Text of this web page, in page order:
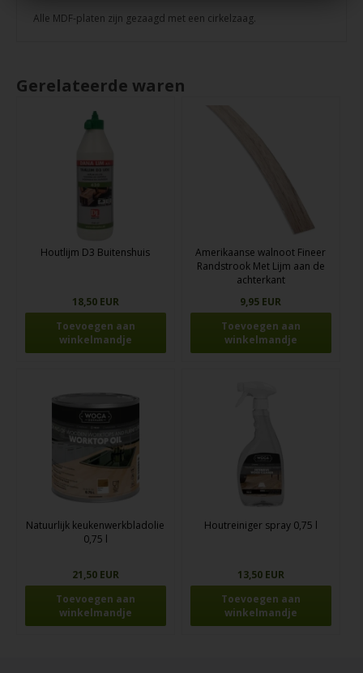
Alle MDF-platen zijn gezaagd met een cirkelzaag.
Gerelateerde waren
Houtlijm D3 Buitenshuis
18,50 EUR
Amerikaanse walnoot Fineer
Randstrook Met Lijm aan de
achterkant
9,95 EUR
Natuurlijk keukenwerkbladolie
0,75 l
21,50 EUR
Houtreiniger spray 0,75 l
13,50 EUR